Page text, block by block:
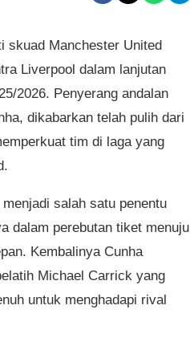
skuad Manchester United
Liverpool dalam lanjutan
2026. Penyerang andalan
dikabarkan telah pulih dari
tim di laga yang
salah satu penentu
dalam perebutan tiket menuju
Kembalinya Cunha
Michael Carrick yang
untuk menghadapi rival